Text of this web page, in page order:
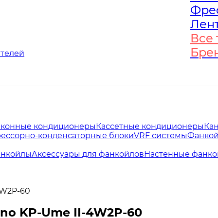
Все
кондиционерыКассетные кондиционеры
конденсаторные блокиVRF системы
Аксессуары для фанкойловНастенные
60
KP-Ume II-4W2P-60
Все